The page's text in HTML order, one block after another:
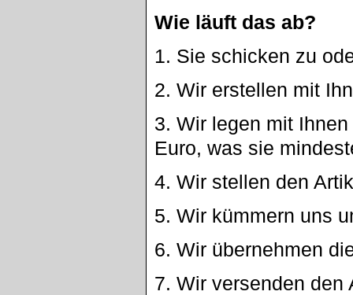
Wie läuft das ab?
1. Sie schicken zu
2. Wir erstellen mit
3. Wir legen mit
Euro, was sie
4. Wir stellen den
5. Wir kümmern uns
6. Wir übernehmen
7. Wir versenden den